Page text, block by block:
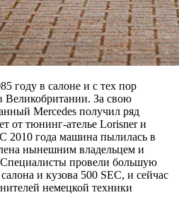
году в салоне и с тех пор
Великобритании. За свою
Mercedes получил ряд
от тюнинг-ателье Lorisner и
2010 года машина пылилась в
нынешним владельцем и
провели большую
и кузова 500 SEC, и сейчас
немецкой техники